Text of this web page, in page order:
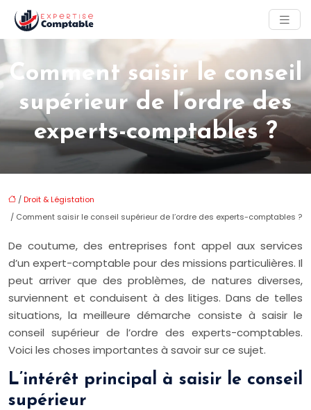
Comment saisir le conseil
supérieur de l’ordre des
experts-comptables ?
/ Droit & Légistation
/ Comment saisir le conseil supérieur de l’ordre des experts-comptables ?
De coutume, des entreprises font appel aux services
d’un expert-comptable pour des missions particulières. Il
peut arriver que des problèmes, de natures diverses,
surviennent et conduisent à des litiges. Dans de telles
situations, la meilleure démarche consiste à saisir le
conseil supérieur de l’ordre des experts-comptables.
Voici les choses importantes à savoir sur ce sujet.
L’intérêt principal à saisir le conseil
supérieur